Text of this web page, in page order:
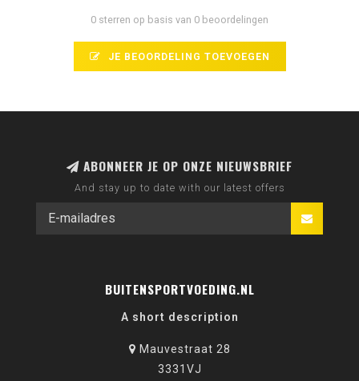
0 sterren op basis van 0 beoordelingen
JE BEOORDELING TOEVOEGEN
ABONNEER JE OP ONZE NIEUWSBRIEF
And stay up to date with our latest offers
BUITENSPORTVOEDING.NL
A short description
Mauvestraat 28
3331VJ